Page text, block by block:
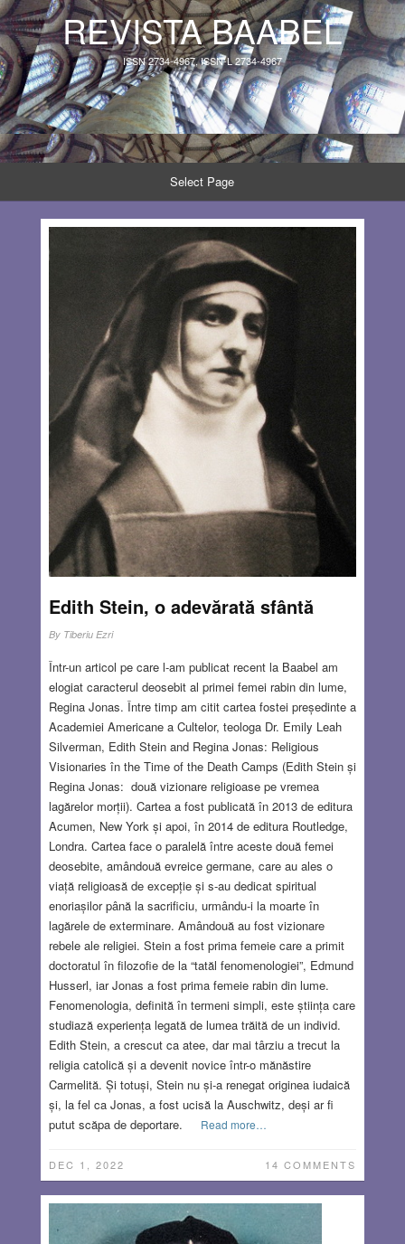
REVISTA BAABEL
ISSN 2734-4967, ISSN-L 2734-4967
Select Page
Edith Stein, o adevărată sfântă
By Tiberiu Ezri
Într-un articol pe care l-am publicat recent la Baabel am
elogiat caracterul deosebit al primei femei rabin din lume,
Regina Jonas. Între timp am citit cartea fostei președinte a
Academiei Americane a Cultelor, teologa Dr. Emily Leah
Silverman, Edith Stein and Regina Jonas: Religious
Visionaries în the Time of the Death Camps (Edith Stein și
Regina Jonas: două vizionare religioase pe vremea
lagărelor morții). Cartea a fost publicată în 2013 de editura
Acumen, New York și apoi, în 2014 de editura ‎Routledge,
Londra. Cartea face o paralelă între aceste două femei
deosebite, amândouă evreice germane, care au ales o
viață religioasă de excepție și s-au dedicat spiritual
enoriașilor până la sacrificiu, urmându-i la moarte în
lagărele de exterminare. Amândouă au fost vizionare
rebele ale religiei. Stein a fost prima femeie care a primit
doctoratul în filozofie de la “tatăl fenomenologiei”, Edmund
Husserl, iar Jonas a fost prima femeie rabin din lume.
Fenomenologia, definită în termeni simpli, este știința care
studiază experiența legată de lumea trăită de un individ.
Edith Stein, a crescut ca atee, dar mai târziu a trecut la
religia catolică și a devenit novice într-o mănăstire
Carmelită. Și totuși, Stein nu și-a renegat originea iudaică
și, la fel ca Jonas, a fost ucisă la Auschwitz, deși ar fi
putut scăpa de deportare.
Read more…
DEC 1, 2022 14 COMMENTS